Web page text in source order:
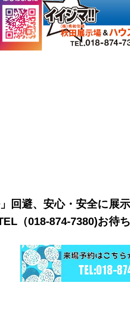
回避、安心・安全に展
（018-874-7380)お待